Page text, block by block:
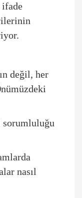
ifade
n değil, her
sorumluluğu
nasıl